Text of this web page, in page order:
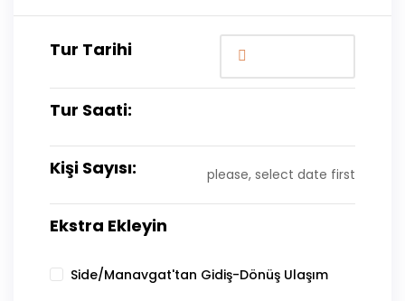
Tur Tarihi
Tur Saati:
Kişi Sayısı: please, select date first
Ekstra Ekleyin
Side/Manavgat'tan Gidiş-Dönüş Ulaşım